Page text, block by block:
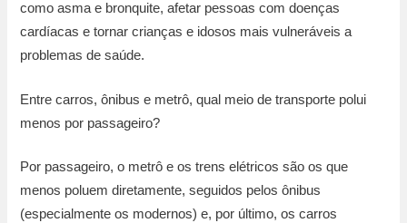
como asma e bronquite, afetar pessoas com doenças
cardíacas e tornar crianças e idosos mais vulneráveis a
problemas de saúde.
Entre carros, ônibus e metrô, qual meio de transporte polui
menos por passageiro?
Por passageiro, o metrô e os trens elétricos são os que
menos poluem diretamente, seguidos pelos ônibus
(especialmente os modernos) e, por último, os carros